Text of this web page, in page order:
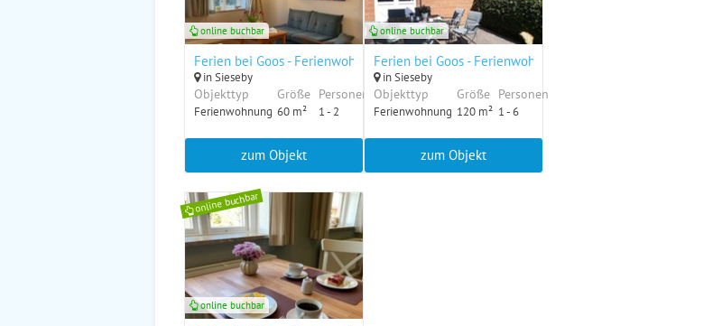
Ferien bei Goos - Ferienwohnung "Roggen"
in Sieseby
Objekttyp
Ferienwohnung
Größe
60 m²
Personen
1 - 2
online buchbar
zum Objekt
Ferien bei Goos - Ferienwohnung "Gerste"
in Sieseby
Objekttyp
Ferienwohnung
Größe
120 m²
Personen
1 - 6
online buchbar
zum Objekt
online buchbar
online buchbar